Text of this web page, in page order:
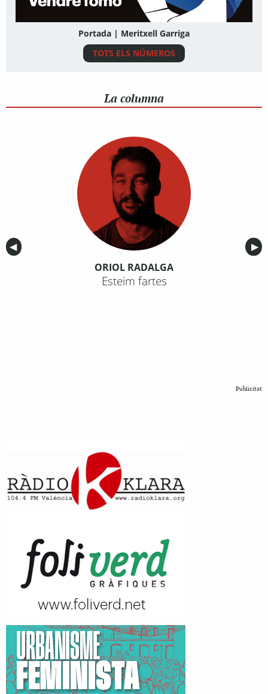
Portada | Meritxell Garriga
TOTS ELS NÚMEROS
La columna
Anterior
◀︎ ▶︎
ORIOL RADALGA
Esteim fartes
Publicitat